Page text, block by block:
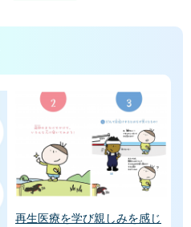
再生医療を学び親しみを感じ